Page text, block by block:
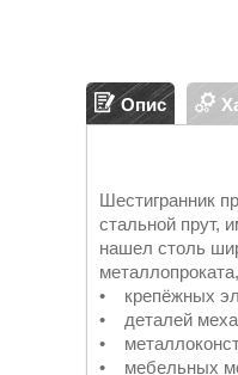
Опис
Шестигранник
стальной прут,
нашел столь
• крепёжных
• деталей
•
• мебельных